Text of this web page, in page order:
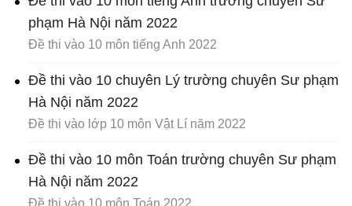
phạm Hà Nội năm 2022
Đề thi vào 10 môn tiếng Anh 2022
Đề thi vào 10 chuyên Lý trường chuyên Sư phạm
Hà Nội năm 2022
Đề thi vào lớp 10 môn Vật Lí năm 2022
Đề thi vào 10 môn Toán trường chuyên Sư phạm
Hà Nội năm 2022